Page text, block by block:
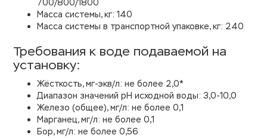
700/800/1800
Масса системы, кг: 140
Масса системы в транспортной упаковке, кг: 240
Требования к воде подаваемой на
установку:
Жёсткость, мг-экв/л: не более 2,0*
Диапазон значений рН исходной воды: 3,0-10,0
Железо (общее), мг/л: не более 0,1
Марганец, мг/л: не более 0,1
Бор, мг/л: не более 0,56